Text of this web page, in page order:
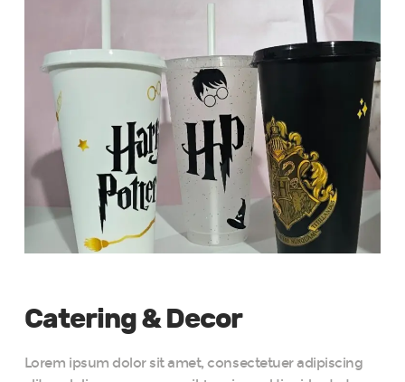
Catering & Decor
Lorem ipsum dolor sit amet, consectetuer adipiscing